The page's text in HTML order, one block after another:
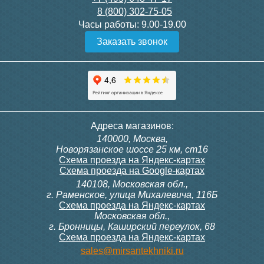
Конвектор ITT.080.200.1300
с решеткой GRILL.SGW-20-
Конвектор ITT.080.200.1000
с решеткой GRILL.SGW-20-
Конвектор ITT.080.200.1000
с решеткой GRILL.SGW-20-
Конвектор ITT.080.200.900 с
решеткой GRILL.SGA-20-
Подробнее Подробнее
100T, 230В (накладной,
расписание, упр.с пульта)
28 000
300, 230В (врезной - квадр.
коробка)
9 700
8 (800) 302-75-05
Часы работы: 9.00-19.00
Заказать звонок
Адреса магазинов:
140000, Москва,
Новорязанское шоссе 25 км, ст16
Схема проезда на Яндекс-картах
Схема проезда на Google-картах
140108, Московская обл.,
г. Раменское, улица Михалевича, 116Б
Схема проезда на Яндекс-картах
Московская обл.,
г. Бронницы, Каширский переулок, 68
Схема проезда на Яндекс-картах
sales@mirsantekhniki.ru